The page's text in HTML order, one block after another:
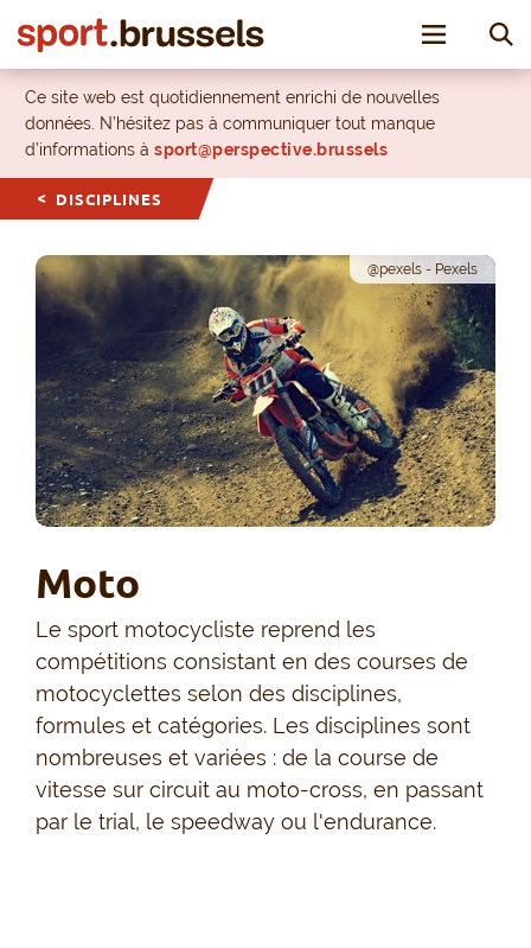
Toggle
Ce site web est quotidiennement enrichi de nouvelles
données. N’hésitez pas à communiquer tout manque
d’informations à sport@perspective.brussels
DISCIPLINES
@pexels - Pexels
Moto
Le sport motocycliste reprend les
compétitions consistant en des courses de
motocyclettes selon des disciplines,
formules et catégories. Les disciplines sont
nombreuses et variées : de la course de
vitesse sur circuit au moto-cross, en passant
par le trial, le speedway ou l'endurance.